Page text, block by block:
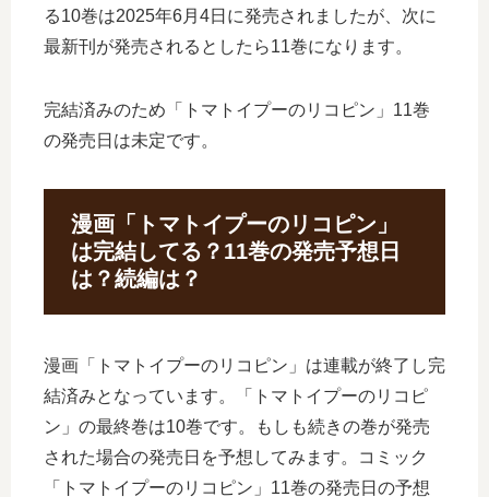
る10巻は2025年6月4日に発売されましたが、次に
最新刊が発売されるとしたら11巻になります。
完結済みのため「トマトイプーのリコピン」11巻
の発売日は未定です。
漫画「トマトイプーのリコピン」
は完結してる？11巻の発売予想日
は？続編は？
漫画「トマトイプーのリコピン」は連載が終了し完
結済みとなっています。「トマトイプーのリコピ
ン」の最終巻は10巻です。もしも続きの巻が発売
された場合の発売日を予想してみます。コミック
「トマトイプーのリコピン」11巻の発売日の予想